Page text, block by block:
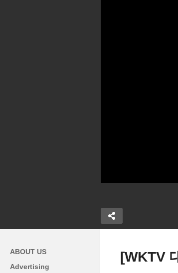
ABOUT US
Advertising
[WKTV